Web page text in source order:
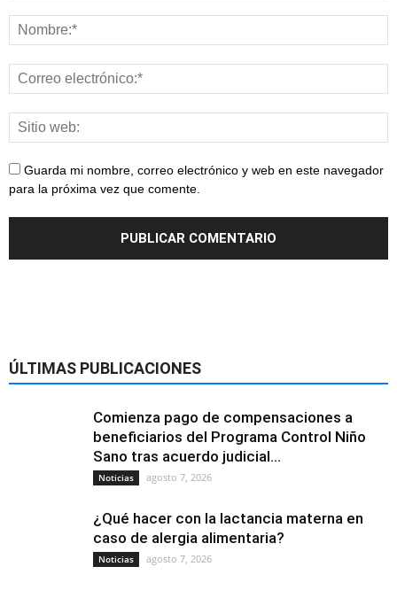
Guarda mi nombre, correo electrónico y web en este navegador
para la próxima vez que comente.
ÚLTIMAS PUBLICACIONES
Comienza pago de compensaciones a
beneficiarios del Programa Control Niño
Sano tras acuerdo judicial...
Noticias agosto 7, 2026
¿Qué hacer con la lactancia materna en
caso de alergia alimentaria?
Noticias agosto 7, 2026